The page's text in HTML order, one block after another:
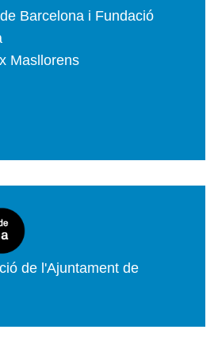
Barcelona i Fundació
Masllorens
de l'Ajuntament de